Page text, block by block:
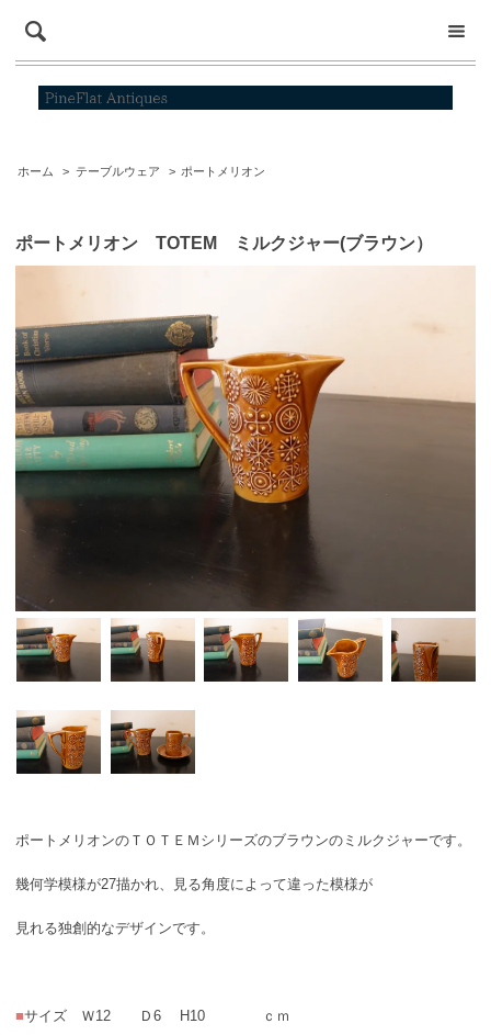
ホーム > テーブルウェア > ポートメリオン
ポートメリオン TOTEM ミルクジャー(ブラウン）
ポートメリオンのＴＯＴＥＭシリーズのブラウンのミルクジャーです。
幾何学模様が27描かれ、見る角度によって違った模様が
見れる独創的なデザインです。
■サイズ Ｗ12 Ｄ6 H10 ｃｍ